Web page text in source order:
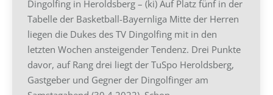
Dingolfing in Heroldsberg – (ki) Auf Platz fünf in der
Tabelle der Basketball-Bayernliga Mitte der Herren
liegen die Dukes des TV Dingolfing mit in den
letzten Wochen ansteigender Tendenz. Drei Punkte
davor, auf Rang drei liegt der TuSpo Heroldsberg,
Gastgeber und Gegner der Dingolfinger am